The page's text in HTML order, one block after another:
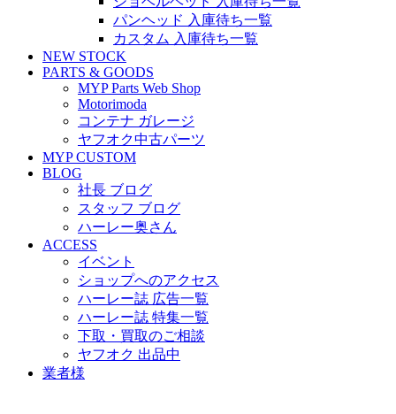
パンヘッド 入庫待ち一覧
カスタム 入庫待ち一覧
NEW STOCK
PARTS & GOODS
MYP Parts Web Shop
Motorimoda
コンテナ ガレージ
ヤフオク中古パーツ
MYP CUSTOM
BLOG
社長 ブログ
スタッフ ブログ
ハーレー奥さん
ACCESS
イベント
ショップへのアクセス
ハーレー誌 広告一覧
ハーレー誌 特集一覧
下取・買取のご相談
ヤフオク 出品中
業者様